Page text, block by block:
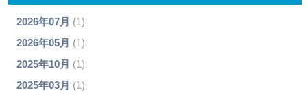
2026年07月 (1)
2026年05月 (1)
2025年10月 (1)
2025年03月 (1)